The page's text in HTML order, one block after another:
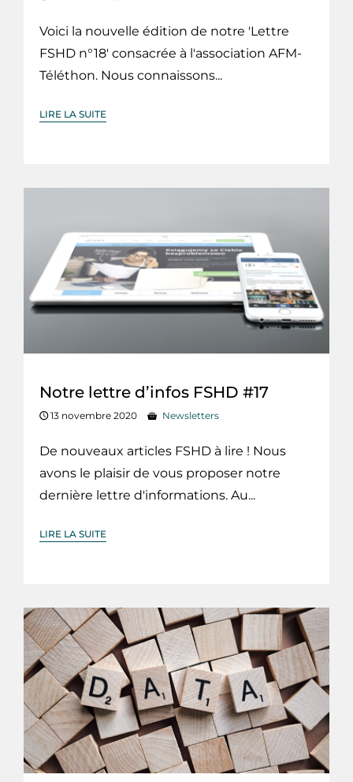
Voici la nouvelle édition de notre 'Lettre
FSHD n°18' consacrée à l'association AFM-
Téléthon. Nous connaissons...
LIRE LA SUITE
Notre lettre d’infos FSHD #17
13 novembre 2020 Newsletters
De nouveaux articles FSHD à lire ! Nous
avons le plaisir de vous proposer notre
dernière lettre d'informations. Au...
LIRE LA SUITE